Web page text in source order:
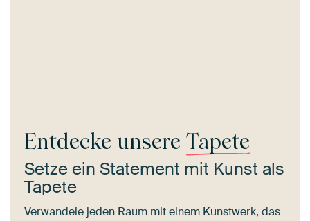
Entdecke unsere Tapete
Setze ein Statement mit Kunst als
Tapete
Verwandele jeden Raum mit einem Kunstwerk, das